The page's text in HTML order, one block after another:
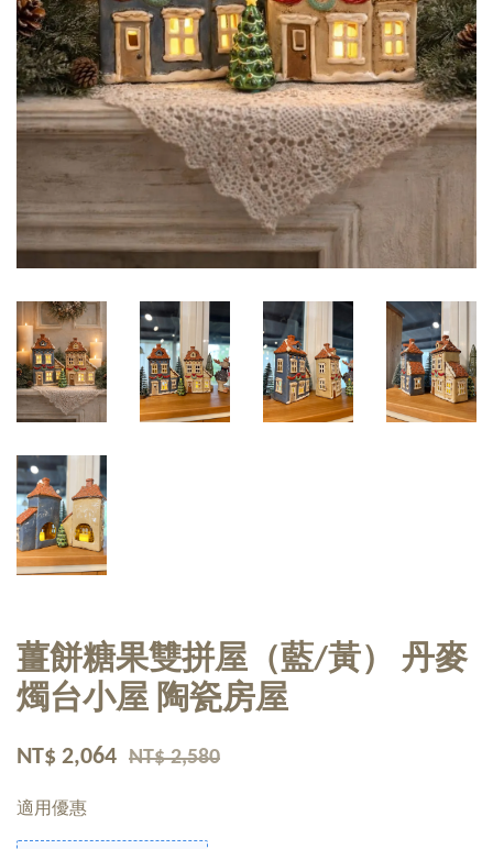
薑餅糖果雙拼屋（藍/黃） 丹麥
燭台小屋 陶瓷房屋
NT$ 2,064 NT$ 2,580
適用優惠